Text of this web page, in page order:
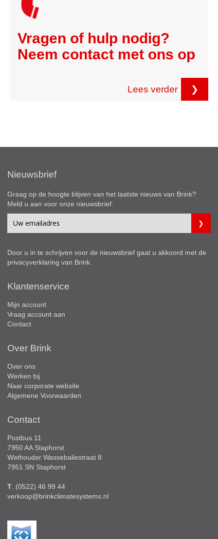
Vragen of hulp nodig?
Neem contact met ons op
Lees verder ❯
Nieuwsbrief
Graag op de hoogte blijven van het laatste nieuws van Brink?
Meld u aan voor onze nieuwsbrief.
Door u in te schrijven voor de nieuwsbrief gaat u akkoord met de
privacyverklaring van Brink.
Klantenservice
Mijn account
Vraag account aan
Contact
Over Brink
Over ons
Werken bij
Naar corporate website
Algemene Voorwaarden
Contact
Postbus 11
7950 AA Staphorst
Wethouder Wassebaliestraat 8
7951 SN Staphorst
T . (0522) 46 99 44
verkoop@brinkclimatesystems.nl